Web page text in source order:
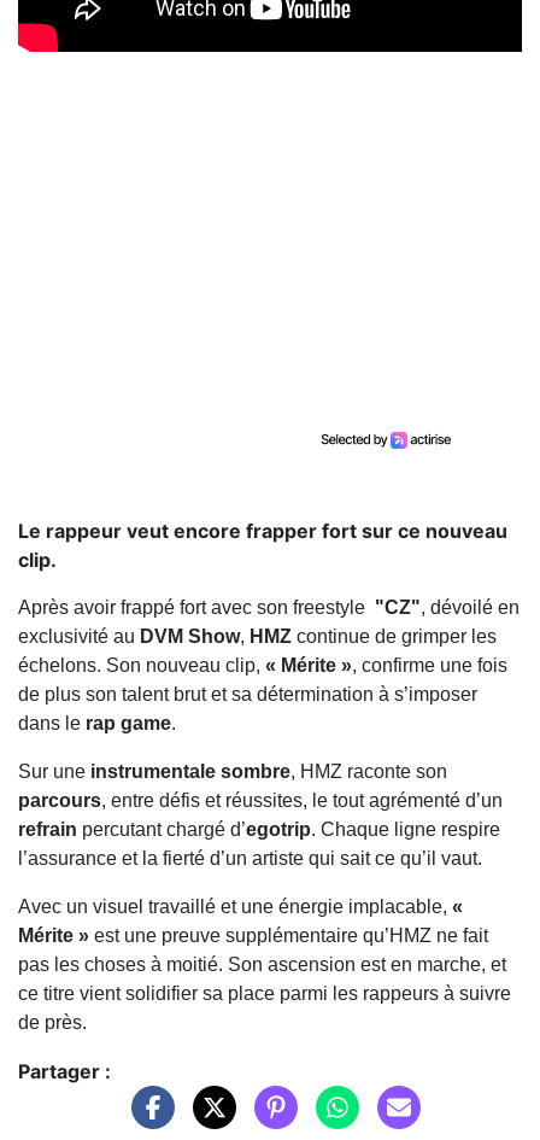
Le rappeur veut encore frapper fort sur ce nouveau
clip.
Après avoir frappé fort avec son freestyle "CZ", dévoilé en
exclusivité au DVM Show, HMZ continue de grimper les
échelons. Son nouveau clip, « Mérite », confirme une fois
de plus son talent brut et sa détermination à s’imposer
dans le rap game.
Sur une instrumentale sombre, HMZ raconte son
parcours, entre défis et réussites, le tout agrémenté d’un
refrain percutant chargé d’egotrip. Chaque ligne respire
l’assurance et la fierté d’un artiste qui sait ce qu’il vaut.
Avec un visuel travaillé et une énergie implacable, «
Mérite » est une preuve supplémentaire qu’HMZ ne fait
pas les choses à moitié. Son ascension est en marche, et
ce titre vient solidifier sa place parmi les rappeurs à suivre
de près.
Partager :